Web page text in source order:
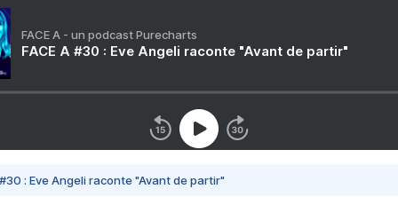
FACE A - un podcast Purecharts
FACE A #30 : Eve Angeli raconte "Avant de partir"
#30 : Eve Angeli raconte "Avant de partir"